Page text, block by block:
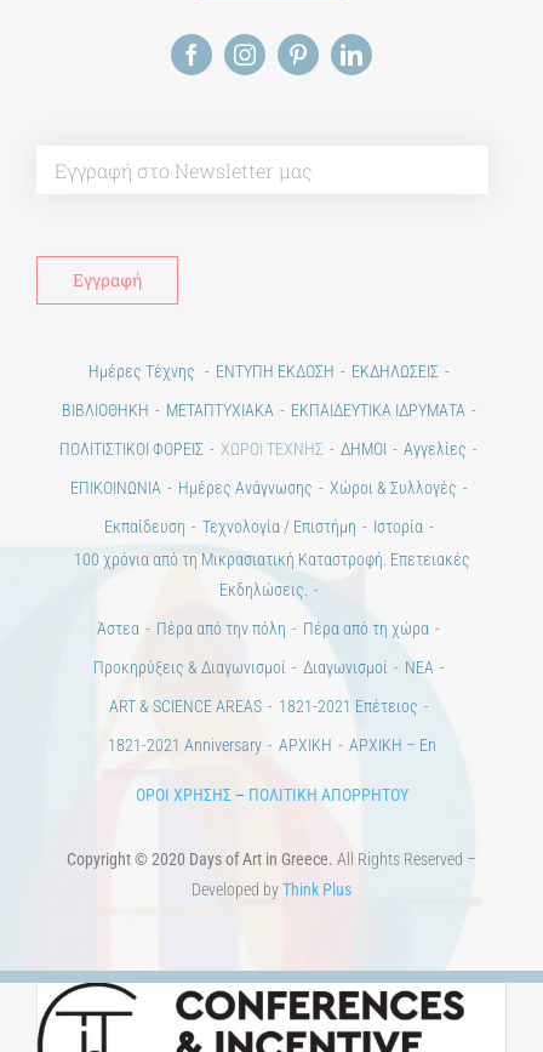
Ημέρες Τέχνης ΕΝΤΥΠΗ ΕΚΔΟΣΗ
ΕΚΔΗΛΩΣΕΙΣ
ΒΙΒΛΙΟΘΗΚΗ
ΜΕΤΑΠΤΥΧΙΑΚΑ
ΕΚΠΑΙΔΕΥΤΙΚΑ ΙΔΡΥΜΑΤΑ
ΠΟΛΙΤΙΣΤΙΚΟΙ ΦΟΡΕΙΣ
ΧΩΡΟΙ ΤΕΧΝΗΣ ΔΗΜΟΙ
Αγγελίες
ΕΠΙΚΟΙΝΩΝΙΑ
Ημέρες Ανάγνωσης
Χώροι & Συλλογές
Εκπαίδευση
Τεχνολογία / Επιστήμη
Ιστορία
100 χρόνια από τη Μικρασιατική Καταστροφή. Επετειακές
Εκδηλώσεις.
Άστεα
Πέρα από την πόλη
Πέρα από τη χώρα
Προκηρύξεις & Διαγωνισμοί
Διαγωνισμοί
ΝΕΑ
ART & SCIENCE AREAS
1821-2021 Επέτειος
1821-2021 Anniversary
ΑΡΧΙΚΗ ΑΡΧΙΚΗ – En
ΟΡΟΙ ΧΡΗΣΗΣ– ΠΟΛΙΤΙΚΗ ΑΠΟΡΡΗΤΟΥ
Copyright © 2020 Days of Art in Greece. All Rights Reserved –
Developed byThink Plus